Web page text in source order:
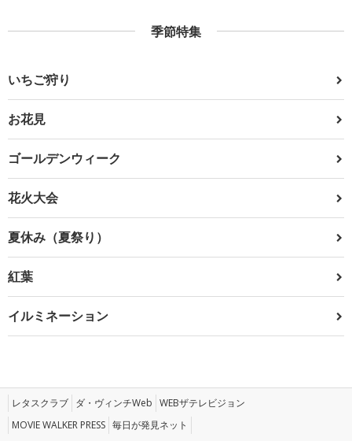
季節特集
いちご狩り
お花見
ゴールデンウィーク
花火大会
夏休み（夏祭り）
紅葉
イルミネーション
レタスクラブ ダ・ヴィンチWeb WEBザテレビジョン
MOVIE WALKER PRESS 毎日が発見ネット